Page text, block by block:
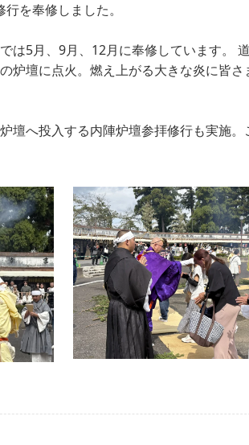
を奉修しました。
は5月、9月、12月に奉修しています。
炉壇に点火。燃え上がる大きな炎に皆さ
壇へ投入する内陣炉壇参拝修行も実施。